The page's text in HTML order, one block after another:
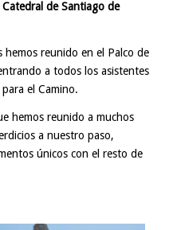
de Santiago de
reunido en el Palco de
a todos los asistentes
el Camino.
hemos reunido a muchos
a nuestro paso,
únicos con el resto de